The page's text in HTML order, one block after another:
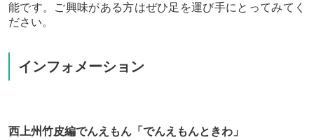
能です。ご興味がある方はぜひ足を運び手にとってみてく
ださい。
インフォメーション
西上州竹皮編でんえもん「でんえもんときわ」